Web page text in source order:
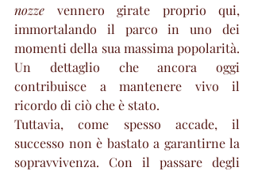
nozze vennero girate proprio qui,
immortalando il parco in uno dei
momenti della sua massima popolarità.
Un dettaglio che ancora oggi
contribuisce a mantenere vivo il
ricordo di ciò che è stato.
Tuttavia, come spesso accade, il
successo non è bastato a garantirne la
sopravvivenza. Con il passare degli